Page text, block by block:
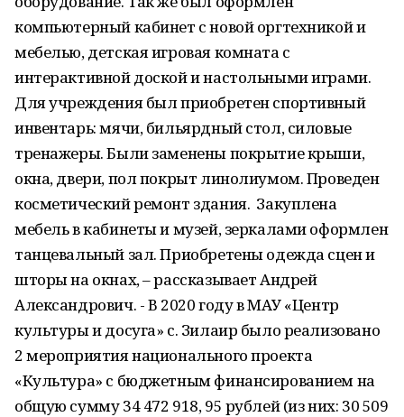
компьютерный кабинет с новой оргтехникой и
мебелью, детская игровая комната с
интерактивной доской и настольными играми.
Для учреждения был приобретен спортивный
инвентарь: мячи, бильярдный стол, силовые
тренажеры. Были заменены покрытие крыши,
окна, двери, пол покрыт линолиумом. Проведен
косметический ремонт здания. Закуплена
мебель в кабинеты и музей, зеркалами оформлен
танцевальный зал. Приобретены одежда сцен и
шторы на окнах, – рассказывает Андрей
Александрович. - В 2020 году в МАУ «Центр
культуры и досуга» с. Зилаир было реализовано
2 мероприятия национального проекта
«Культура» с бюджетным финансированием на
общую сумму 34 472 918, 95 рублей (из них: 30 509